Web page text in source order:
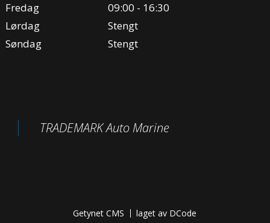
Fredag
09:00 - 16:30
Lørdag
Stengt
Søndag
Stengt
TRADEMARK Auto Marine
Getynet CMS laget av DCode